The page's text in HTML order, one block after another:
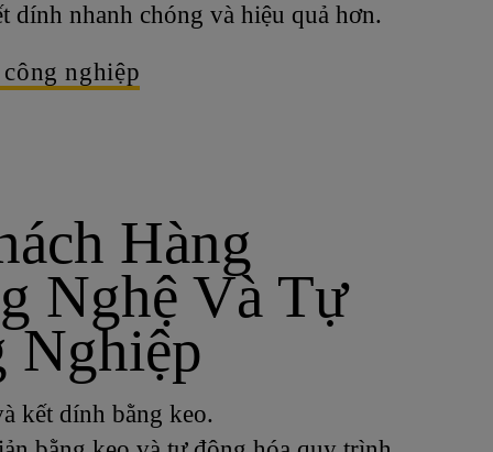
dính nhanh chóng và hiệu quả hơn.
nghiệp
Hàng
Nghệ Và Tự
Nghiệp
kết dính bằng keo.